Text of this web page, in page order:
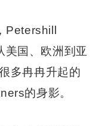
Petershill
美国、欧洲到亚
多冉冉升起的
的身影。